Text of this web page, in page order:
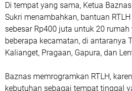
Di tempat yang sama, Ketua
Sukri menambahkan, bantuan
sebesar Rp400 juta untuk 20 rumah
beberapa kecamatan, di antaranya
Kalianget, Pragaan, Gapura, dan
Baznas memrogramkan RTLH,
kebutuhan sebagai tempat tinggal